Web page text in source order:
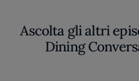
Ascolta gli altri
Dining